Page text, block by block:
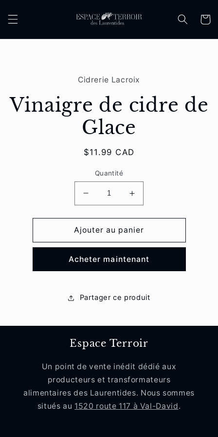
au
Panier
Cidrerie Lacroix
Vinaigre de cidre de
Glace
Prix
$11.99 CAD
Quantité
Réduire
la
quantité
de
Vinaigre
cidre
de
Augmenter
la
quantité
de
Vinaigre
cidre
de
Ajouter au panier
Acheter maintenant
Partager ce produit
Espace Terroir
Un point de vente inédit dédié aux
producteurs et transformateurs
alimentaires des Laurentides. Nous sommes
situés au 1520 route 117 à Val-David.